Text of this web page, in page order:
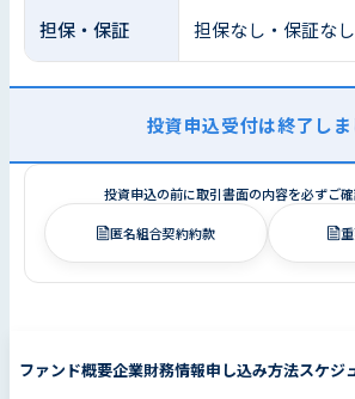
担保・保証 担保なし・保証なし
投資申込受付は終了しま
投資申込の前に取引書面の内容を必ずご確
匿名組合契約約款
ファンド概要企業財務情報申し込み方法スケジ